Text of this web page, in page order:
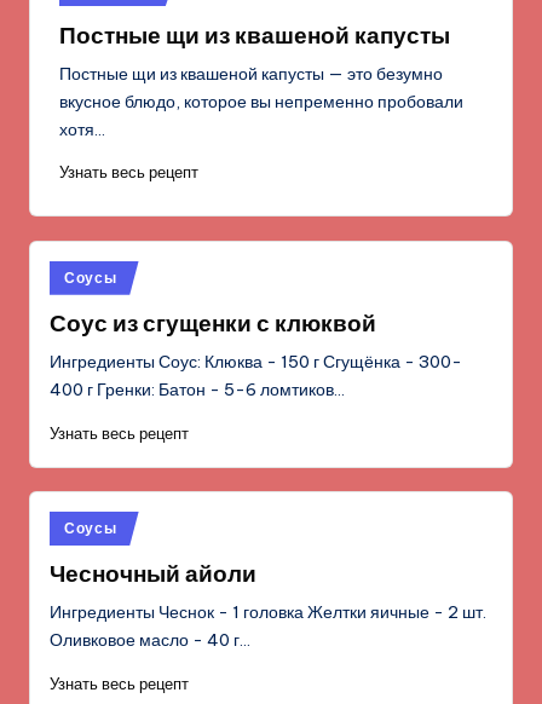
в
Постные щи из квашеной капусты
Постные щи из квашеной капусты — это безумно
вкусное блюдо, которое вы непременно пробовали
хотя…
Узнать весь рецепт
Опубликовано
в
Соусы
Соус из сгущенки с клюквой
Ингредиенты Соус: Клюква - 150 г Сгущёнка - 300-
400 г Гренки: Батон - 5-6 ломтиков…
Узнать весь рецепт
Опубликовано
в
Соусы
Чесночный айоли
Ингредиенты Чеснок - 1 головка Желтки яичные - 2 шт.
Оливковое масло - 40 г…
Узнать весь рецепт